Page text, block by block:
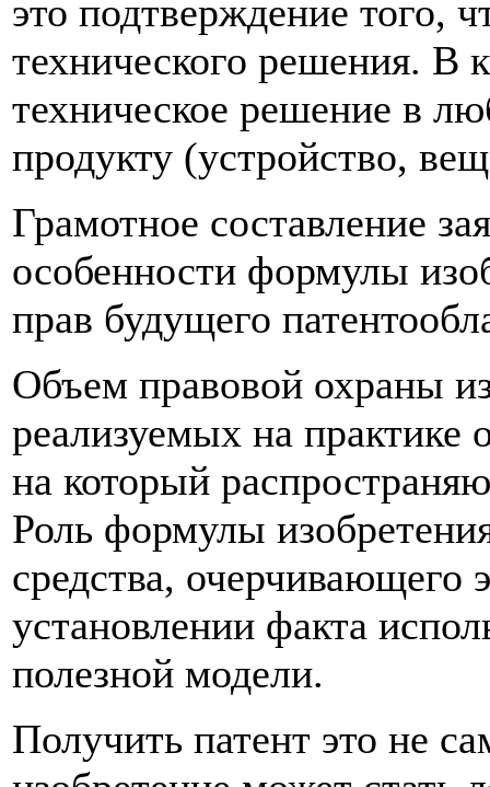
это подтверждение того,
технического решения. В
техническое решение в
продукту (устройство,
Грамотное составление
особенности формулы
прав будущего
Объем правовой охраны
реализуемых на практике
на который
Роль формулы
средства, очерчивающего
установлении факта
полезной модели.
Получить патент это не